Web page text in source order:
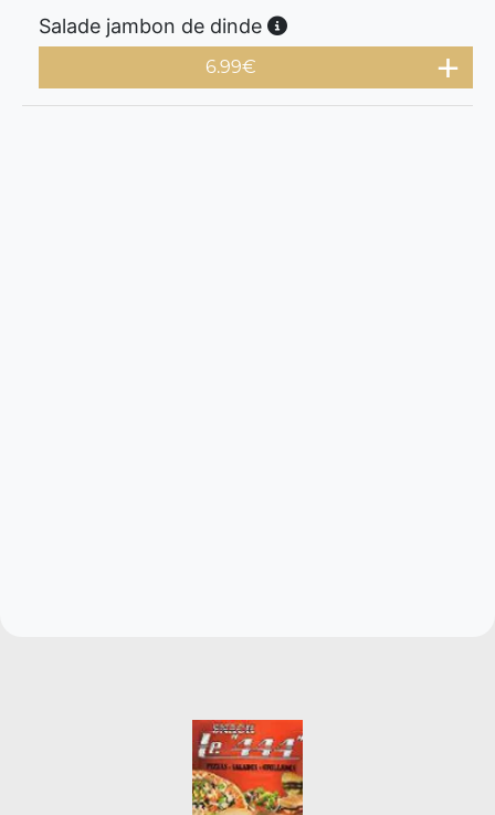
Salade jambon de dinde
6.99€